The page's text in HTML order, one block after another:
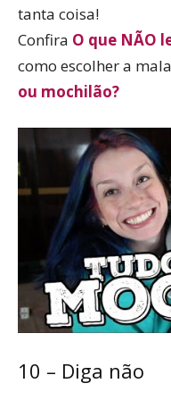
tanta coisa!
Confira O que NÃO
como escolher a
ou mochilão?
10 – Diga não